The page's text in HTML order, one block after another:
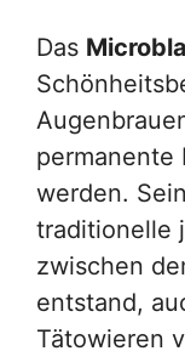
Das
permanente
werden.
traditionelle
zwischen
entstand,
Tätowieren